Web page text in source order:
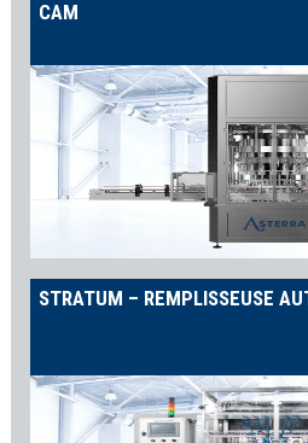
CAM
STRATUM – REMPLISSEUSE